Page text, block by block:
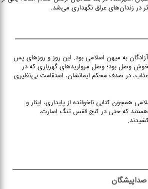
در زندان‌های عراق نگهداری می‌شد.
روز ورود آزادگان به میهن اسلامی بود. این روز و روزهای پس
خوشِ وصل بود؛ وصل مرواریدهای گهرباری‌ که در
در صدف محکم ایمانشان‌، استقامت بی‌نظیری
همچون کتابی ناخوانده از پایداری، ایثار و
هستند که حتی در کنج قفس تنگ اسارت،